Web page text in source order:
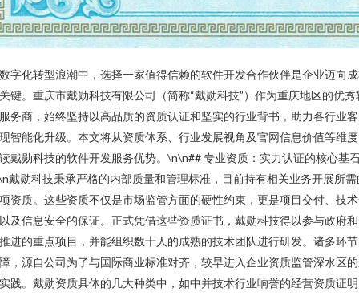
字化转型浪潮中，选择一家值得信赖的软件开发合作伙伴是企业迈向
键。重庆市戴勋科技有限公司（简称“戴勋科技”）作为重庆地区的优秀
务商，始终坚持以高品质的资质认证和坚实的行业背书，助力各行业
智能化升级。本文将从资质体系、行业发展视角及官网信息价值等维
戴勋科技的软件开发服务优势。\n\n## 专业资质：实力认证的核心基
戴勋科技秉承严格的内部质量和管理标准，目前持有相关业务开展所需
资质。这些资质不仅是市场监管方面的硬性约束，更是项目交付、技
及信息安全的保证。正式凭借这些资质证书，戴勋科技得以参与政府
进的重点项目，并能组织数十人的成熟的技术团队进行研发。诸多环
，源自公司为了与国际商业标准对齐，较早进入企业资质监管深水区
践。戴勋资质具体的几大种类中，如中并技术行业响誉的经营资质证明